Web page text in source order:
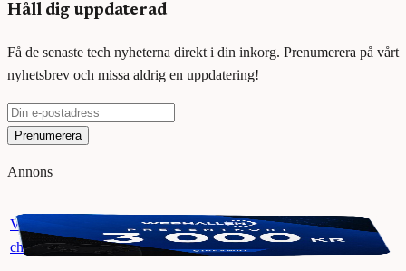
Håll dig uppdaterad
Få de senaste tech nyheterna direkt i din inkorg. Prenumerera på vårt
nyhetsbrev och missa aldrig en uppdatering!
Prenumerera
Annons
Vinn ett presentkort på Webhallen. Delta i vår giveaway för
chansen att vinna 3000 kr.